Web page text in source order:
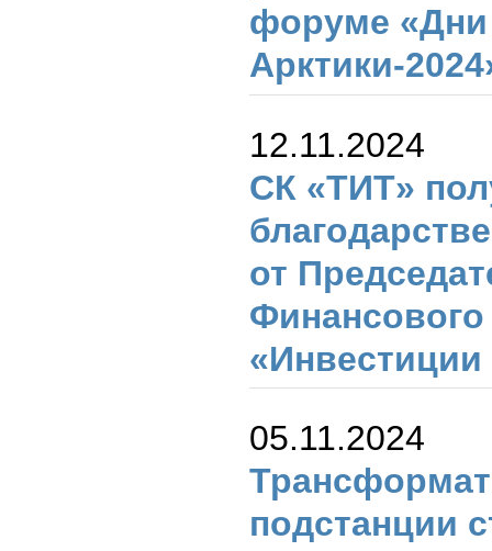
форуме
Арктики-
12.11.2024
СК «ТИТ»
от
05.11.2024
подстанции